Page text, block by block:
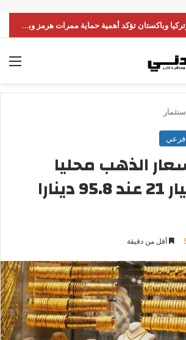
السعودية ومصر وتركيا وباكستان تؤكد أهمية حماية ممرات هرمز وباب المندب
فرعي
الذهب محليا
السبت.. عيار 21 عند 95.8 دينارا
أقل من دقيقة